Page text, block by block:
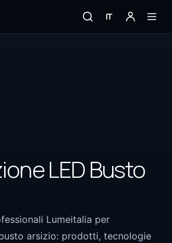
IT
LED Busto
Lumeitalia per
arsizio: prodotti, tecnologie